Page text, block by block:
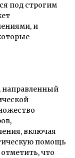
под строгим
и
включая
помощь
что